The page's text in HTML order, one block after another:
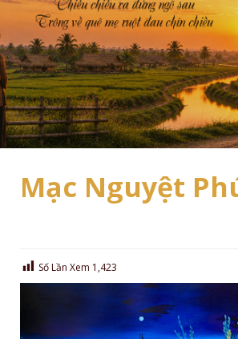
Mạc Nguyệt
Số Lần Xem 1,423